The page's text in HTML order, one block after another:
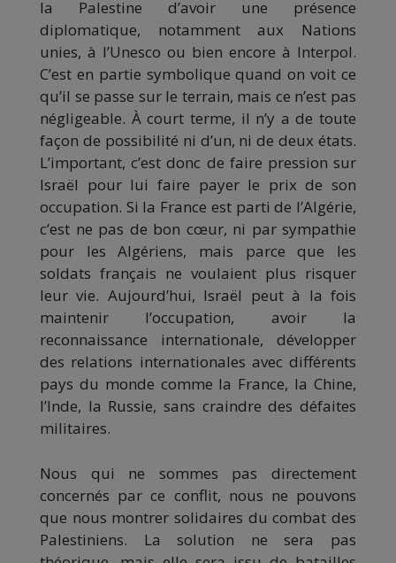
la Palestine d’avoir une présence
diplomatique, notamment aux Nations
unies, à l’Unesco ou bien encore à Interpol.
C’est en partie symbolique quand on voit ce
qu’il se passe sur le terrain, mais ce n’est pas
négligeable. À court terme, il n’y a de toute
façon de possibilité ni d’un, ni de deux états.
L’important, c’est donc de faire pression sur
Israël pour lui faire payer le prix de son
occupation. Si la France est parti de l’Algérie,
c’est ne pas de bon cœur, ni par sympathie
pour les Algériens, mais parce que les
soldats français ne voulaient plus risquer
leur vie. Aujourd’hui, Israël peut à la fois
maintenir l’occupation, avoir la
reconnaissance internationale, développer
des relations internationales avec différents
pays du monde comme la France, la Chine,
l’Inde, la Russie, sans craindre des défaites
militaires.
Nous qui ne sommes pas directement
concernés par ce conflit, nous ne pouvons
que nous montrer solidaires du combat des
Palestiniens. La solution ne sera pas